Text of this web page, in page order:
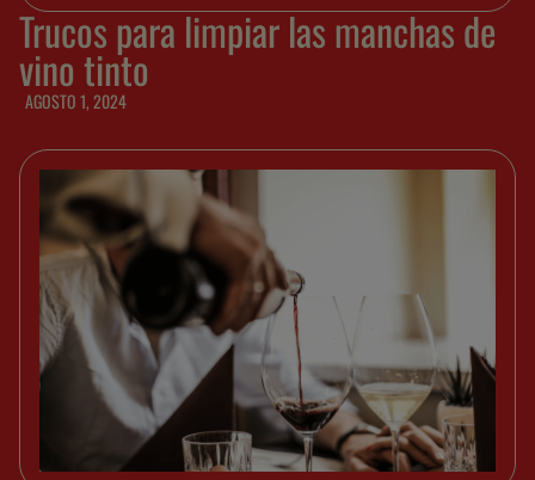
Trucos para limpiar las manchas de
vino tinto
AGOSTO 1, 2024